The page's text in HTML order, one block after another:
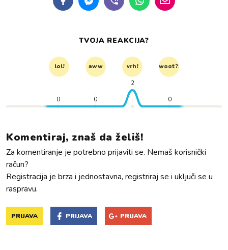
TVOJA REAKCIJA?
lol! aww vrh! woot?!
0 0
2
0
Komentiraj, znaš da želiš!
Za komentiranje je potrebno prijaviti se. Nemaš korisnički
račun?
Registracija je brza i jednostavna, registriraj se i uključi se u
raspravu.
PRIJAVA PRIJAVA PRIJAVA